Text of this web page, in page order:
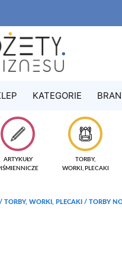
KATEGORIE
ARTYKUŁY
TORBY,
WORKI, PLECAKI
/ TORBY, WORKI, PLECAKI / TORBY